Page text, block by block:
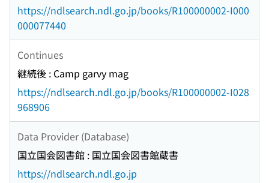
https://ndlsearch.ndl.go.jp/books/R100000002-I000
000077440
Continues
継続後 : Camp garvy mag
https://ndlsearch.ndl.go.jp/books/R100000002-I028
968906
Data Provider (Database)
国立国会図書館 : 国立国会図書館蔵書
https://ndlsearch.ndl.go.jp